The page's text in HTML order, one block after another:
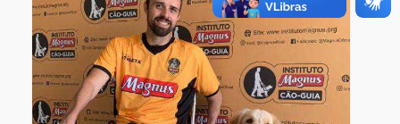
Nutrindo Amor
Pet Terapia
Visita de Magnus